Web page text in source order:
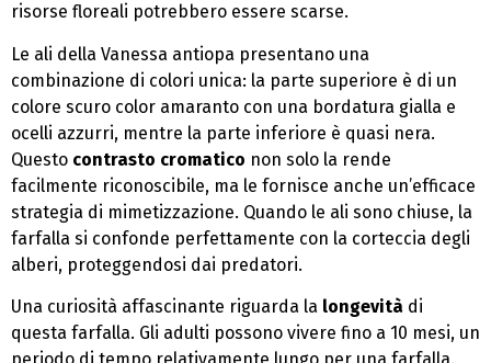
risorse floreali potrebbero essere scarse.
Le ali della Vanessa antiopa presentano una
combinazione di colori unica: la parte superiore è di un
colore scuro color amaranto con una bordatura gialla e
ocelli azzurri, mentre la parte inferiore è quasi nera.
Questo contrasto cromatico non solo la rende
facilmente riconoscibile, ma le fornisce anche un’efficace
strategia di mimetizzazione. Quando le ali sono chiuse, la
farfalla si confonde perfettamente con la corteccia degli
alberi, proteggendosi dai predatori.
Una curiosità affascinante riguarda la longevità di
questa farfalla. Gli adulti possono vivere fino a 10 mesi, un